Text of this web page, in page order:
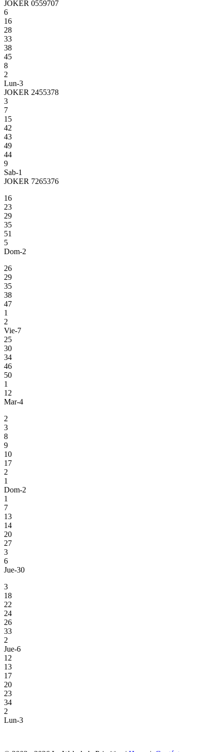
JOKER 0559707
6
16
28
33
38
45
8
2
Lun-3
JOKER 2455378
3
7
15
42
43
49
44
9
Sab-1
JOKER 7265376
16
23
29
35
51
5
Dom-2
26
29
35
38
47
1
2
Vie-7
25
30
34
46
50
1
12
Mar-4
2
3
8
9
10
17
2
1
Dom-2
1
7
13
14
20
27
3
6
Jue-30
3
18
22
24
26
33
2
Jue-6
12
13
17
20
23
34
2
Lun-3